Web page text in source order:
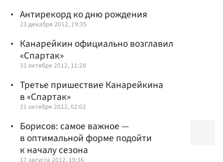
Антирекорд ко дню рождения
23 декабря 2012, 19:35
Канарейкин официально возглавил
«Спартак»
31 октября 2012, 11:28
Третье пришествие Канарейкина
в «Спартак»
31 октября 2012, 02:02
Борисов: самое важное —
в оптимальной форме подойти
к началу сезона
17 августа 2012, 19:36